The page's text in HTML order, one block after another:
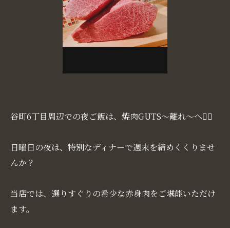
谷町6丁目周辺での夜ご飯は、焼肉GUTS〜離れ〜へ💁‍♀️
日曜日の夜は、特別なディナーで週末を締めくくりませ
んか？
当店では、選りすぐりの希少な赤身肉をご堪能いただけ
ます。